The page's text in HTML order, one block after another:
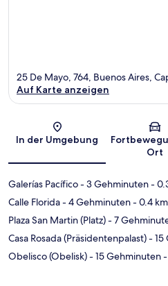
25 De Mayo, 764, Buenos Aires,
Auf Karte anzeigen
In der Umgebung
Ort
Galerías Pacífico- 3 Gehminuten-
Calle Florida- 4 Gehminuten- 0.4 km
Plaza San Martin (Platz)- 7
Casa Rosada (Präsidentenpalast)- 15
Obelisco (Obelisk)- 15 Gehminuten